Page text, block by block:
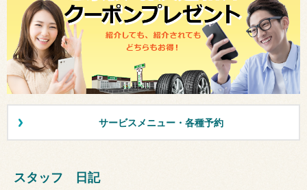
サービスメニュー・各種予約
スタッフ 日記